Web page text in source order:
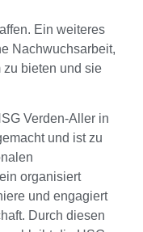
Ein weiteres
Nachwuchsarbeit,
zu bieten und sie
Verden-Aller in
und ist zu
organisiert
und engagiert
Durch diesen